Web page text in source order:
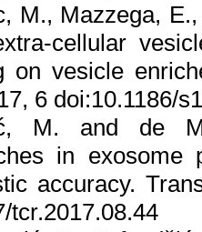
M., Mazzega,
cellular
on vesicle
6 doi:10.1186/
M. and de
in exosome
accuracy.
tcr.2017.08.44